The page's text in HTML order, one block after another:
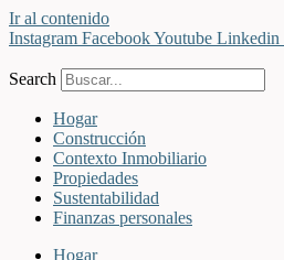
Ir al contenido
Instagram FacebookYoutube Linkedin
Search
Hogar
Construcción
Contexto Inmobiliario
Propiedades
Sustentabilidad
Finanzas personales
Hogar